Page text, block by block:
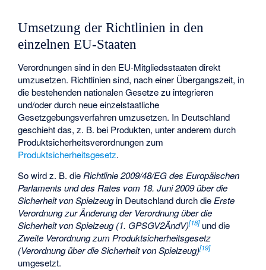
Umsetzung der Richtlinien in den
einzelnen EU-Staaten
Verordnungen sind in den EU-Mitgliedsstaaten direkt
umzusetzen. Richtlinien sind, nach einer Übergangszeit, in
die bestehenden nationalen Gesetze zu integrieren
und/oder durch neue einzelstaatliche
Gesetzgebungsverfahren umzusetzen. In Deutschland
geschieht das, z. B. bei Produkten, unter anderem durch
Produktsicherheitsverordnungen zum
Produktsicherheitsgesetz.
So wird z. B. die Richtlinie 2009/48/EG des Europäischen
Parlaments und des Rates vom 18. Juni 2009 über die
Sicherheit von Spielzeugin Deutschland durch die Erste
Verordnung zur Änderung der Verordnung über die
Sicherheit von Spielzeug (1. GPSGV2ÄndV)[18] und die
Zweite Verordnung zum Produktsicherheitsgesetz
(Verordnung über die Sicherheit von Spielzeug)[19]
umgesetzt.